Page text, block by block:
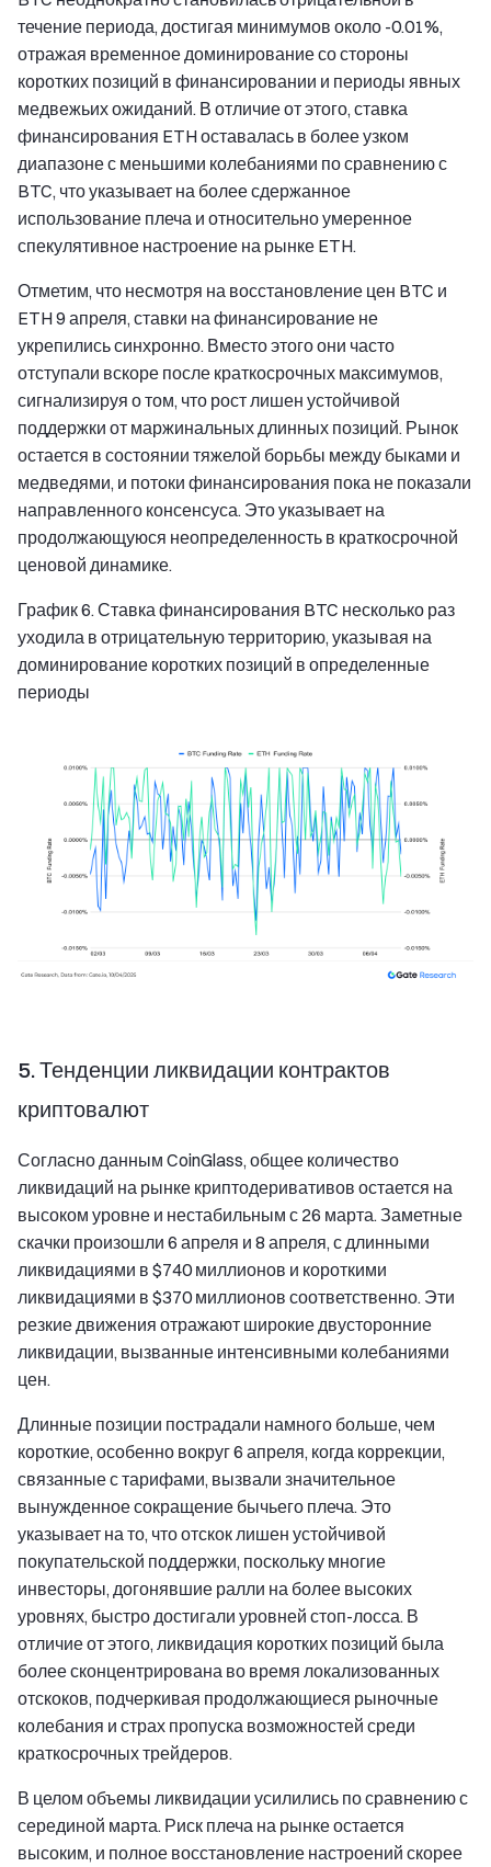
течение периода, достигая минимумов около -0.01%,
отражая временное доминирование со стороны
коротких позиций в финансировании и периоды явных
медвежьих ожиданий. В отличие от этого, ставка
финансирования ETH оставалась в более узком
диапазоне с меньшими колебаниями по сравнению с
BTC, что указывает на более сдержанное
использование плеча и относительно умеренное
спекулятивное настроение на рынке ETH.
Отметим, что несмотря на восстановление цен BTC и
ETH 9 апреля, ставки на финансирование не
укрепились синхронно. Вместо этого они часто
отступали вскоре после краткосрочных максимумов,
сигнализируя о том, что рост лишен устойчивой
поддержки от маржинальных длинных позиций. Рынок
остается в состоянии тяжелой борьбы между быками и
медведями, и потоки финансирования пока не показали
направленного консенсуса. Это указывает на
продолжающуюся неопределенность в краткосрочной
ценовой динамике.
График 6. Ставка финансирования BTC несколько раз
уходила в отрицательную территорию, указывая на
доминирование коротких позиций в определенные
периоды
5. Тенденции ликвидации контрактов
криптовалют
Согласно данным CoinGlass, общее количество
ликвидаций на рынке криптодеривативов остается на
высоком уровне и нестабильным с 26 марта. Заметные
скачки произошли 6 апреля и 8 апреля, с длинными
ликвидациями в $740 миллионов и короткими
ликвидациями в $370 миллионов соответственно. Эти
резкие движения отражают широкие двусторонние
ликвидации, вызванные интенсивными колебаниями
цен.
Длинные позиции пострадали намного больше, чем
короткие, особенно вокруг 6 апреля, когда коррекции,
связанные с тарифами, вызвали значительное
вынужденное сокращение бычьего плеча. Это
указывает на то, что отскок лишен устойчивой
покупательской поддержки, поскольку многие
инвесторы, догонявшие ралли на более высоких
уровнях, быстро достигали уровней стоп-лосса. В
отличие от этого, ликвидация коротких позиций была
более сконцентрирована во время локализованных
отскоков, подчеркивая продолжающиеся рыночные
колебания и страх пропуска возможностей среди
краткосрочных трейдеров.
В целом объемы ликвидации усилились по сравнению с
серединой марта. Риск плеча на рынке остается
высоким, и полное восстановление настроений скорее